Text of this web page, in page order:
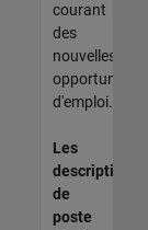
courant
des
nouvelles
opportunités
d'emploi.
Les
descriptions
de
poste